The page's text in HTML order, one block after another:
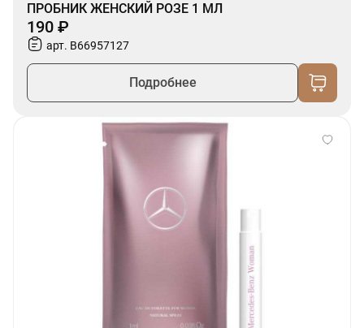
ПРОБНИК ЖЕНСКИЙ РОЗЕ 1 МЛ
190 ₽
арт. B66957127
Подробнее